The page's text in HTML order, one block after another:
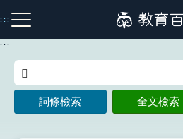
到
主
:::
注音索引圖示 筆畫索引圖示
:::
詞條檢索 全文檢索